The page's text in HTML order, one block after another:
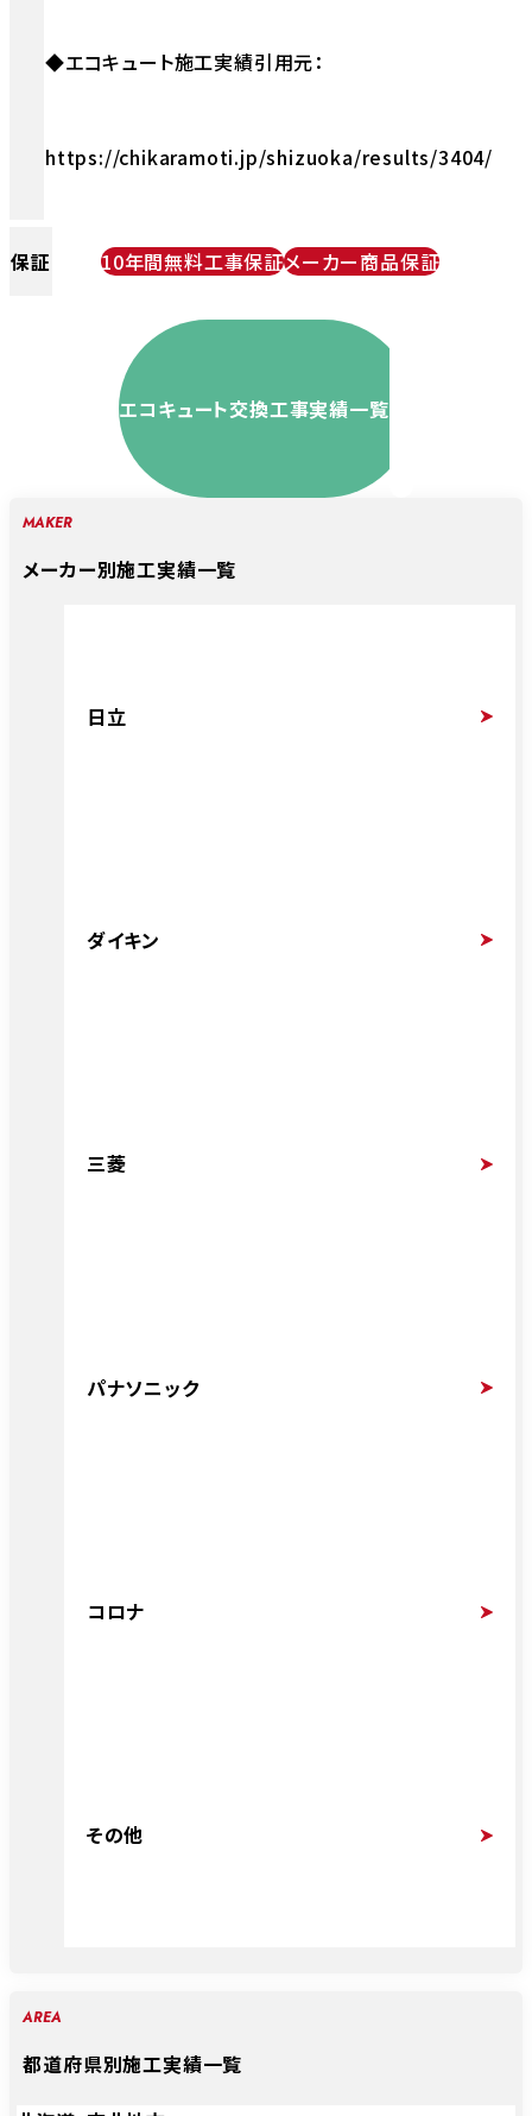
◆エコキュート施工実績引用元：
https://chikaramoti.jp/shizuoka/results/3404/
保証 10年間無料工事保証メーカー商品保証
エコキュート交換工事実績一覧
MAKER
メーカー別施工実績一覧
日立
ダイキン
三菱
パナソニック
コロナ
その他
AREA
都道府県別施工実績一覧